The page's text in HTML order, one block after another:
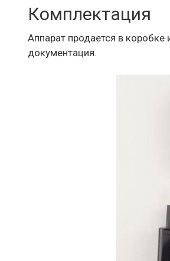
Комплектация
Аппарат продается в коробке
документация.